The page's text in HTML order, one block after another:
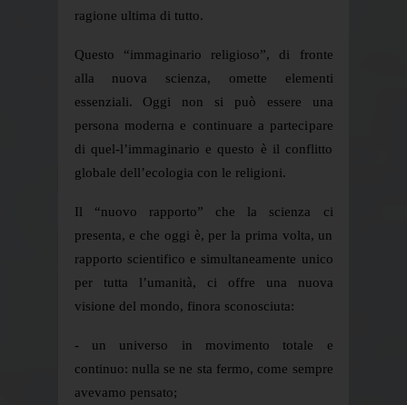
ragione ultima di tutto.
Questo “immaginario religioso”, di fronte
alla nuova scienza, omette elementi
essenziali. Oggi non si può essere una
persona moderna e continuare a partecipare
di quel-l’immaginario e questo è il conflitto
globale dell’ecologia con le religioni.
Il “nuovo rapporto” che la scienza ci
presenta, e che oggi è, per la prima volta, un
rapporto scientifico e simultaneamente unico
per tutta l’umanità, ci offre una nuova
visione del mondo, finora sconosciuta:
- un universo in movimento totale e
continuo: nulla se ne sta fermo, come sempre
avevamo pensato;